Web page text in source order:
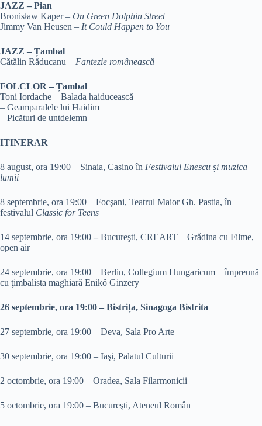
JAZZ – Pian
Bronisław Kaper – On Green Dolphin Street
Jimmy Van Heusen – It Could Happen to You
JAZZ – Țambal
Cătălin Răducanu – Fantezie românească
FOLCLOR – Țambal
Toni Iordache – Balada haiducească
– Geamparalele lui Haidim
– Picături de untdelemn
ITINERAR
8 august, ora 19:00 – Sinaia, Casino în Festivalul Enescu și muzica
lumii
8 septembrie, ora 19:00 – Focşani, Teatrul Maior Gh. Pastia, în
festivalul Classic for Teens
14 septembrie, ora 19:00 – Bucureşti, CREART – Grǎdina cu Filme,
open air
24 septembrie, ora 19:00 – Berlin, Collegium Hungaricum – împreună
cu ţimbalista maghiară Enikő Ginzery
26 septembrie, ora 19:00 – Bistrița, Sinagoga Bistrita
27 septembrie, ora 19:00 – Deva, Sala Pro Arte
30 septembrie, ora 19:00 – Iaşi, Palatul Culturii
2 octombrie, ora 19:00 – Oradea, Sala Filarmonicii
5 octombrie, ora 19:00 – Bucureşti, Ateneul Român